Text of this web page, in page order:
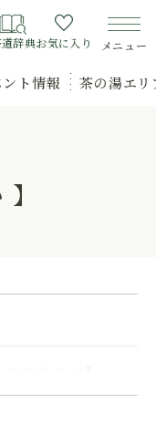
道辞典お気に入り メニュー
ト情報 茶の湯エ